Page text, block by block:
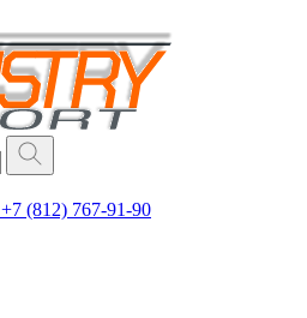
+7 (812) 767-91-90